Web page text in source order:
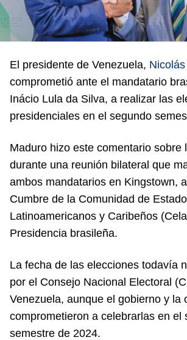
El presidente de Venezuela,
comprometió ante el mandatario
Inácio Lula da Silva, a realizar las
presidenciales en el segundo
Maduro hizo este comentario sobre
durante una reunión bilateral que
ambos mandatarios en Kingstown,
Cumbre de la Comunidad de
Latinoamericanos y Caribeños
Presidencia brasileña.
La fecha de las elecciones todavía
por el Consejo Nacional Electoral
Venezuela, aunque el gobierno y la
comprometieron a celebrarlas en el
semestre de 2024.